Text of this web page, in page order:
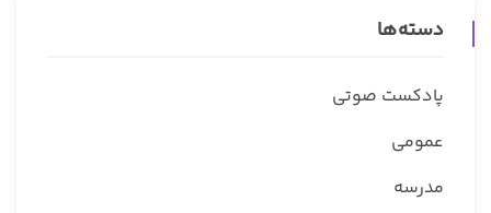
دسته‌ها
پادکست صوتی
عمومی
مدرسه